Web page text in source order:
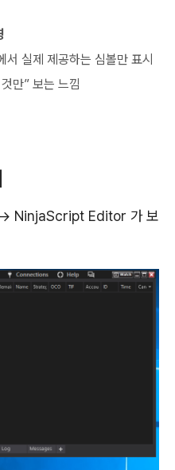
실제 제공하는 심볼만 표시
만” 보는 느낌
NinjaScript Editor 가 보